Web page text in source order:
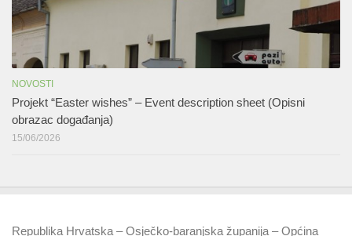
NOVOSTI
Projekt “Easter wishes” – Event description sheet (Opisni
obrazac događanja)
15/06/2026
Republika Hrvatska – Osječko-baranjska županija – Općina